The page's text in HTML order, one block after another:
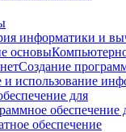
информатики и
основы
Создание
и использование
для
обеспечение
обеспечение